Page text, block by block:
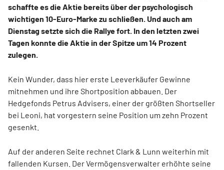
schaffte es die Aktie bereits über der psychologisch
wichtigen 10-Euro-Marke zu schließen. Und auch am
Dienstag setzte sich die Rallye fort. In den letzten zwei
Tagen konnte die Aktie in der Spitze um 14 Prozent
zulegen.
Kein Wunder, dass hier erste Leeverkäufer Gewinne
mitnehmen und ihre Shortposition abbauen. Der
Hedgefonds Petrus Advisers, einer der größten Shortseller
bei Leoni, hat vorgestern seine Position um zehn Prozent
gesenkt.
Auf der anderen Seite rechnet Clark & Lunn weiterhin mit
fallenden Kursen. Der Vermögensverwalter erhöhte seine